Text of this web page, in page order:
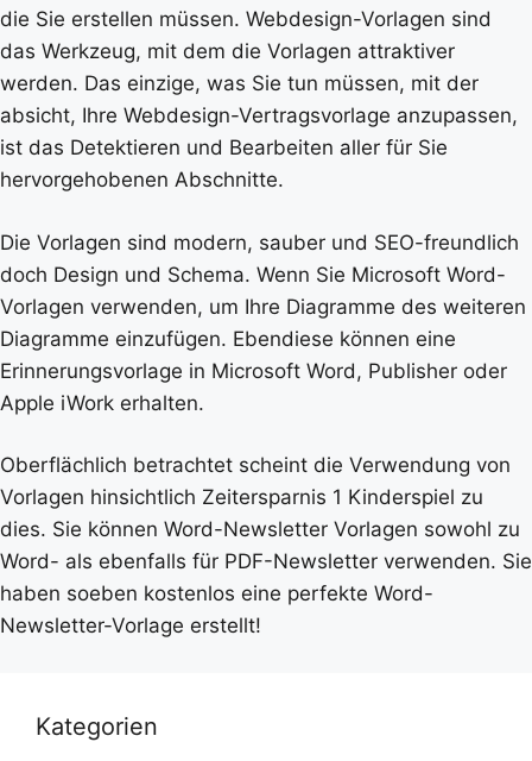
die Sie erstellen müssen. Webdesign-Vorlagen sind
das Werkzeug, mit dem die Vorlagen attraktiver
werden. Das einzige, was Sie tun müssen, mit der
absicht, Ihre Webdesign-Vertragsvorlage anzupassen,
ist das Detektieren und Bearbeiten aller für Sie
hervorgehobenen Abschnitte.
Die Vorlagen sind modern, sauber und SEO-freundlich
doch Design und Schema. Wenn Sie Microsoft Word-
Vorlagen verwenden, um Ihre Diagramme des weiteren
Diagramme einzufügen. Ebendiese können eine
Erinnerungsvorlage in Microsoft Word, Publisher oder
Apple iWork erhalten.
Oberflächlich betrachtet scheint die Verwendung von
Vorlagen hinsichtlich Zeitersparnis 1 Kinderspiel zu
dies. Sie können Word-Newsletter Vorlagen sowohl zu
Word- als ebenfalls für PDF-Newsletter verwenden. Sie
haben soeben kostenlos eine perfekte Word-
Newsletter-Vorlage erstellt!
Kategorien